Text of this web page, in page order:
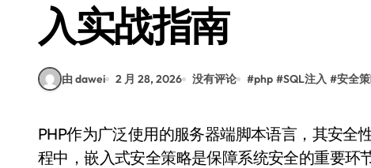
入实战指南
由 dawei 2 月 28, 2026 没有评论 #php #SQL注入 #安全
PHP作为广泛使用的服务器端脚本语言，其安全性直接关系到网站和应用的稳定运行。在开发过
程中，嵌入式安全策略是保障系统安全的重要环